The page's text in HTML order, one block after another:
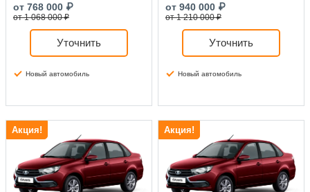
от 768 000 ₽
от 1 068 000 ₽
Уточнить
Новый автомобиль
от 940 000 ₽
от 1 210 000 ₽
Уточнить
Новый автомобиль
Акция! Акция!